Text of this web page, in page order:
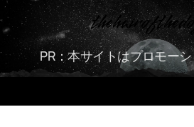
S
k
t
c
PR：本サイトはプロモー